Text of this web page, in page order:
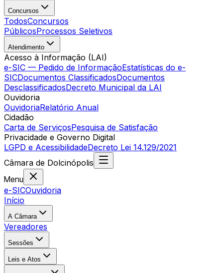
Concursos
TodosConcursos
PúblicosProcessos Seletivos
Atendimento
Acesso à Informação (LAI)
e-SIC — Pedido de InformaçãoEstatísticas do e-
SICDocumentos ClassificadosDocumentos
DesclassificadosDecreto Municipal da LAI
Ouvidoria
OuvidoriaRelatório Anual
Cidadão
Carta de ServiçosPesquisa de Satisfação
Privacidade e Governo Digital
LGPD e AcessibilidadeDecreto Lei 14.129/2021
Câmara de Dolcinópolis
Menu
e-SICOuvidoria
Início
A Câmara
Vereadores
Sessões
Leis e Atos